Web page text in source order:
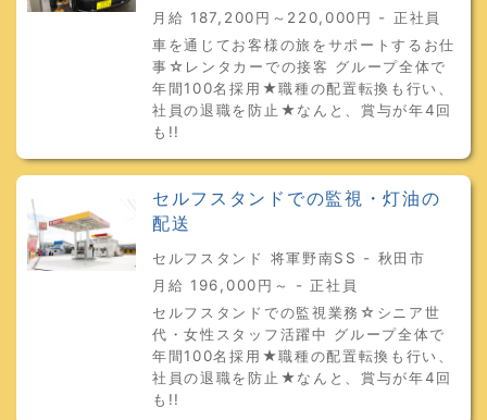
月給 187,200円～220,000円 - 正社員
車を通じてお客様の旅をサポートするお仕
事☆レンタカーでの接客 グループ全体で
年間100名採用★職種の配置転換も行い、
社員の退職を防止★なんと、賞与が年4回
も!!
セルフスタンドでの監視・灯油の
配送
セルフスタンド 将軍野南SS - 秋田市
月給 196,000円～ - 正社員
セルフスタンドでの監視業務☆シニア世
代・女性スタッフ活躍中 グループ全体で
年間100名採用★職種の配置転換も行い、
社員の退職を防止★なんと、賞与が年4回
も!!